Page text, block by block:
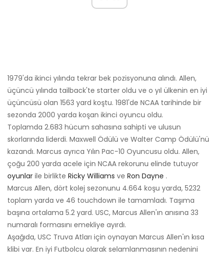
1979'da ikinci yılında tekrar bek pozisyonuna alındı. Allen,
üçüncü yılında tailback'te starter oldu ve o yıl ülkenin en iyi
üçüncüsü olan 1563 yard koştu. 1981'de NCAA tarihinde bir
sezonda 2000 yarda koşan ikinci oyuncu oldu.
Toplamda 2.683 hücum sahasına sahipti ve ulusun
skorlarında liderdi. Maxwell Ödülü ve Walter Camp Ödülü'nü
kazandı. Marcus ayrıca Yılın Pac-10 Oyuncusu oldu. Allen,
çoğu 200 yarda acele için NCAA rekorunu elinde tutuyor
oyunlar ile birlikte Ricky Williams ve Ron Dayne .
Marcus Allen, dört kolej sezonunu 4.664 koşu yarda, 5232
toplam yarda ve 46 touchdown ile tamamladı. Taşıma
başına ortalama 5.2 yard. USC, Marcus Allen'ın anısına 33
numaralı formasını emekliye ayırdı.
Aşağıda, USC Truva Atları için oynayan Marcus Allen'ın kısa
klibi var. En iyi Futbolcu olarak selamlanmasının nedenini